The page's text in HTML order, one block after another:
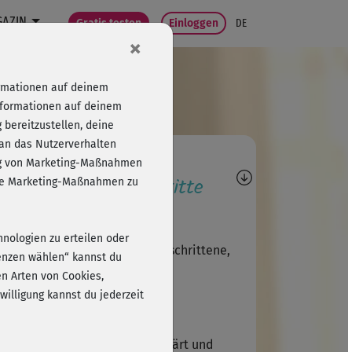
Gratis testen Einloggen DE
Antworten,
Fortschritte
recht flott, ist eher für Fortgeschrittene,
Übungen und super erklärt
guter Kurs! Super erklärt und
×
auf deinem
auf deinem
bereitzustellen, deine
das Nutzerverhalten
Marketing-Maßnahmen
Marketing-Maßnahmen zu
zu erteilen oder
wählen“ kannst du
Arten von Cookies,
kannst du jederzeit